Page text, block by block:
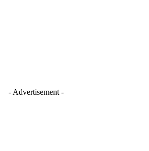
- Advertisement -